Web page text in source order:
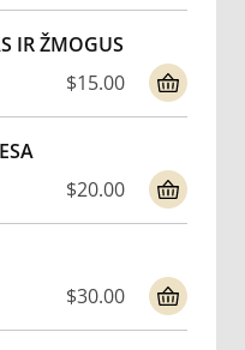
IR ŽMOGUS
$15.00
$20.00
$30.00